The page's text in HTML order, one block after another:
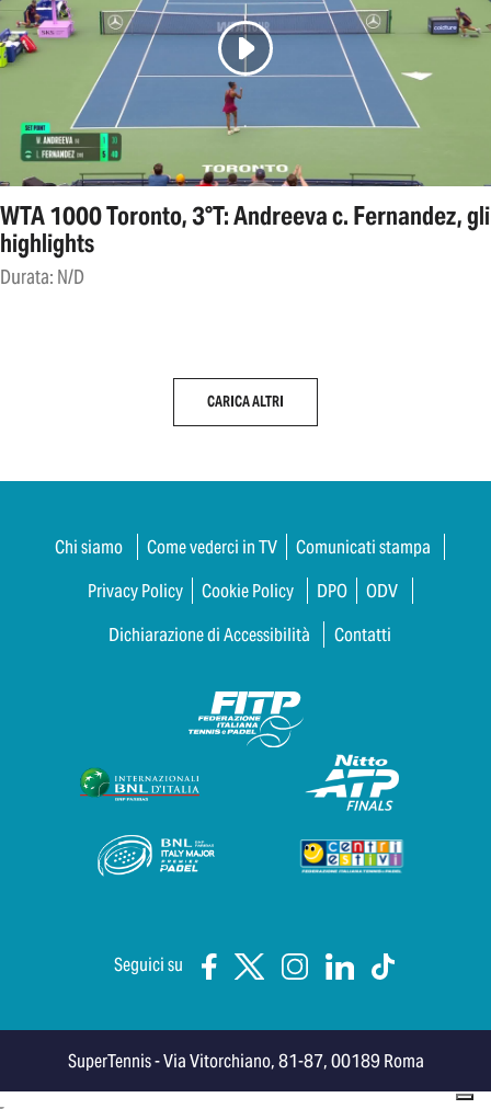
WTA 1000 Toronto, 3°T: Andreeva c. Fernandez, gli
highlights
Durata: N/D
CARICA ALTRI
Chi siamo Come vederci in TV
Comunicati stampa
Privacy Policy
Cookie Policy DPO
ODV
Dichiarazione di Accessibilità
Contatti
Seguici su
SuperTennis - Via Vitorchiano, 81-87, 00189 Roma